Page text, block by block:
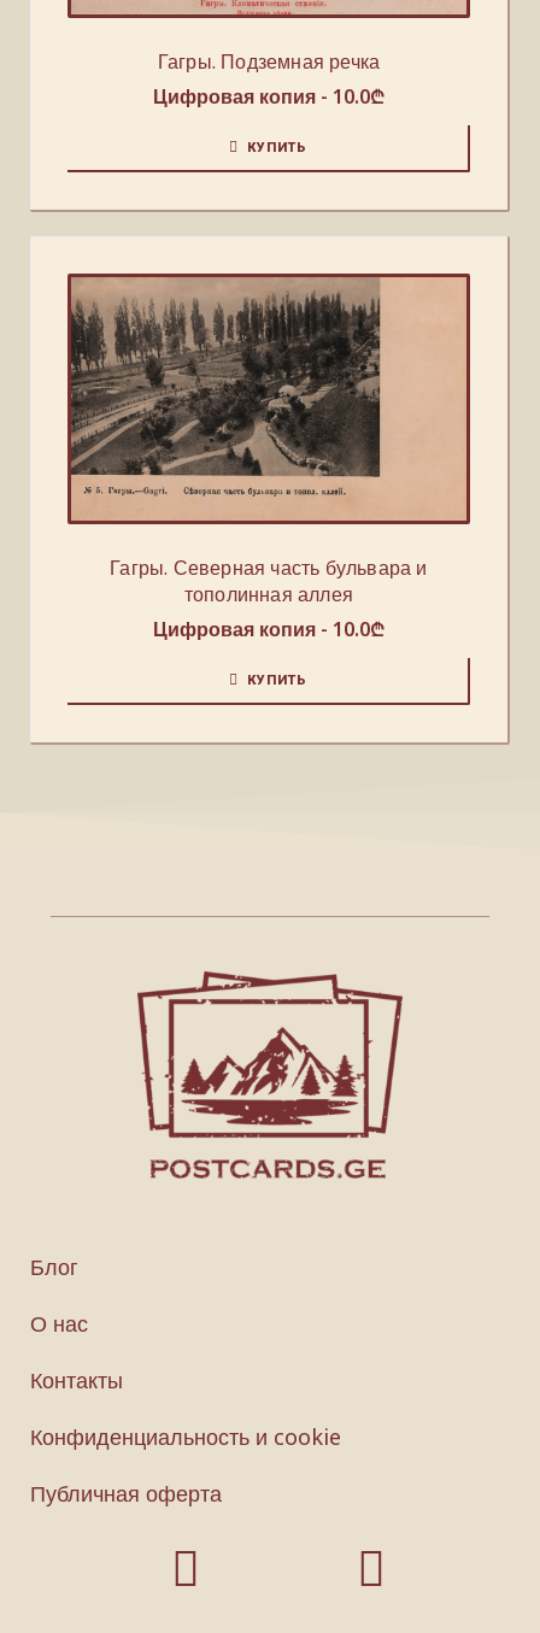
Гагры. Подземная речка
Цифровая копия - 10.0₾
КУПИТЬ
Гагры. Северная часть бульвара и
тополинная аллея
Цифровая копия - 10.0₾
КУПИТЬ
Блог
О нас
Контакты
Конфиденциальность и cookie
Публичная оферта